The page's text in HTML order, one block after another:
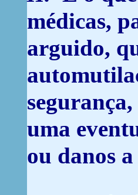
médicas,
arguido,
uma
ou danos